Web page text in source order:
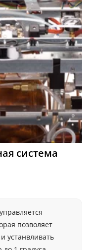
система
позволяет
устанвливать